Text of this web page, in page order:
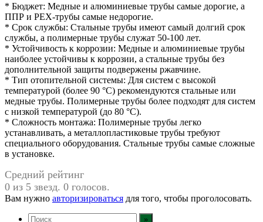
* Бюджет: Медные и алюминиевые трубы самые дорогие, а
ППР и РЕХ-трубы самые недорогие.
* Срок службы: Стальные трубы имеют самый долгий срок
службы, а полимерные трубы служат 50-100 лет.
* Устойчивость к коррозии: Медные и алюминиевые трубы
наиболее устойчивы к коррозии, а стальные трубы без
дополнительной защиты подвержены ржавчине.
* Тип отопительной системы: Для систем с высокой
температурой (более 90 °C) рекомендуются стальные или
медные трубы. Полимерные трубы более подходят для систем
с низкой температурой (до 80 °C).
* Сложность монтажа: Полимерные трубы легко
устанавливать, а металлопластиковые трубы требуют
специального оборудования. Стальные трубы самые сложные
в установке.
Средний рейтинг
0 из 5 звезд. 0 голосов.
Вам нужно авторизироваться для того, чтобы проголосовать.